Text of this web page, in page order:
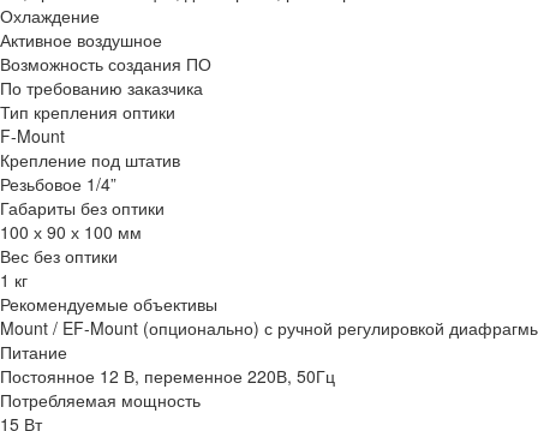
Охлаждение
Активное воздушное
Возможность создания ПО
По требованию заказчика
Тип крепления оптики
F-Mount
Крепление под штатив
Резьбовое 1/4”
Габариты без оптики
100 х 90 х 100 мм
Вес без оптики
1 кг
Рекомендуемые объективы
Mount / EF-Mount (опционально) с ручной регулировкой
Питание
Постоянное 12 В, переменное 220В, 50Гц
Потребляемая мощность
15 Вт